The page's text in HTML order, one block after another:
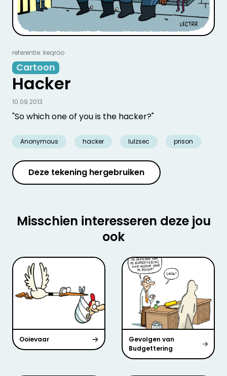
referentie: keqroo
Cartoon
Hacker
"So which one of you is the hacker?"
Anonymous hacker lulzsec prison
10.09.2013
Deze tekening hergebruiken
Misschien interesseren deze jou
ook
Ooievaar
Gevolgen van
Budgettering